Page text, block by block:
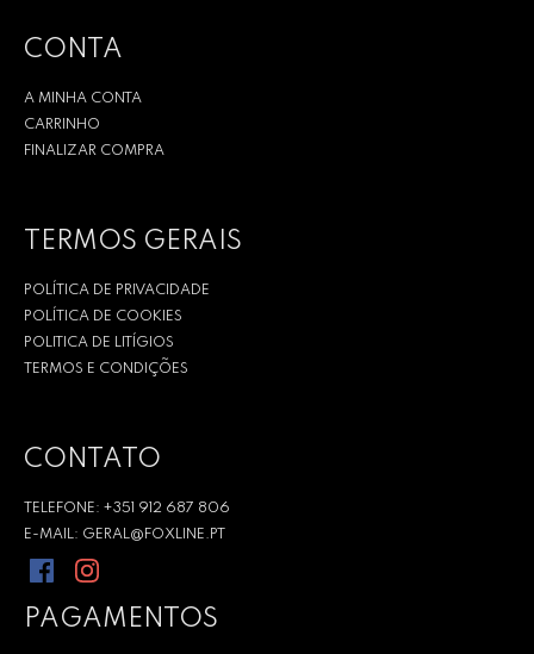
CONTA
A MINHA CONTA
CARRINHO
FINALIZAR COMPRA
TERMOS GERAIS
POLÍTICA DE PRIVACIDADE
POLÍTICA DE COOKIES
POLITICA DE LITÍGIOS
TERMOS E CONDIÇÕES
CONTATO
TELEFONE: +351 912 687 806
E-MAIL: GERAL@FOXLINE.PT
PAGAMENTOS